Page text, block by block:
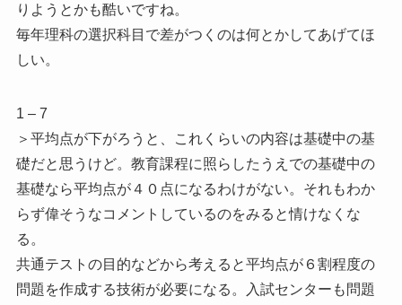
りようとかも酷いですね。
毎年理科の選択科目で差がつくのは何とかしてあげてほ
しい。
1 – 7
＞平均点が下がろうと、これくらいの内容は基礎中の基
礎だと思うけど。教育課程に照らしたうえでの基礎中の
基礎なら平均点が４０点になるわけがない。それもわか
らず偉そうなコメントしているのをみると情けなくな
る。
共通テストの目的などから考えると平均点が６割程度の
問題を作成する技術が必要になる。入試センターも問題